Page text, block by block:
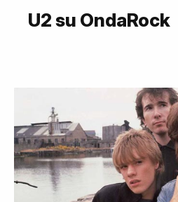
U2 su OndaRock